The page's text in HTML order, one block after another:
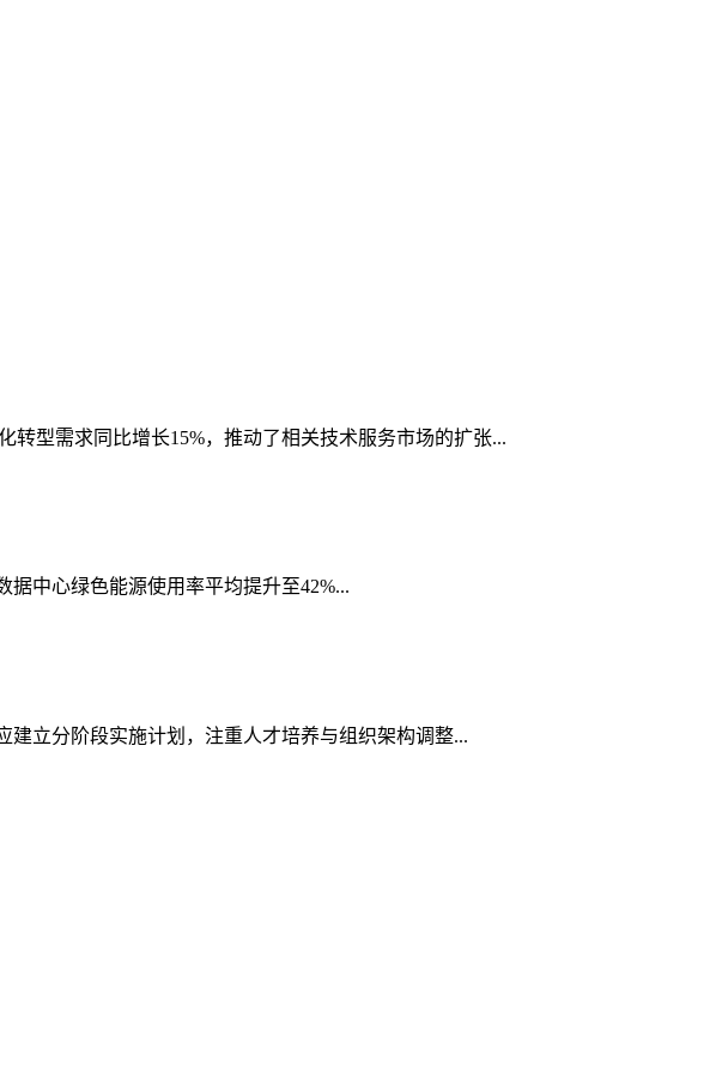
型需求同比增长15%，推动了相关技术服务市场的扩张...
中心绿色能源使用率平均提升至42%...
立分阶段实施计划，注重人才培养与组织架构调整...